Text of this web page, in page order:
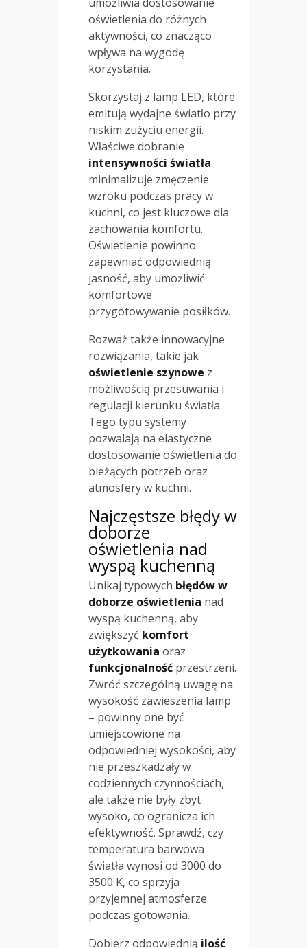
oświetlenia do różnych
aktywności, co znacząco
wpływa na wygodę
korzystania.
Skorzystaj z lamp LED, które
emitują wydajne światło przy
niskim zużyciu energii.
Właściwe dobranie
intensywności światła
minimalizuje zmęczenie
wzroku podczas pracy w
kuchni, co jest kluczowe dla
zachowania komfortu.
Oświetlenie powinno
zapewniać odpowiednią
jasność, aby umożliwić
komfortowe
przygotowywanie posiłków.
Rozważ także innowacyjne
rozwiązania, takie jak
oświetlenie szynowe z
możliwością przesuwania i
regulacji kierunku światła.
Tego typu systemy
pozwalają na elastyczne
dostosowanie oświetlenia do
bieżących potrzeb oraz
atmosfery w kuchni.
Najczęstsze błędy w
doborze
oświetlenia nad
wyspą kuchenną
Unikaj typowych błędów w
doborze oświetlenia nad
wyspą kuchenną, aby
zwiększyć komfort
użytkowania oraz
funkcjonalność przestrzeni.
Zwróć szczególną uwagę na
wysokość zawieszenia lamp
– powinny one być
umiejscowione na
odpowiedniej wysokości, aby
nie przeszkadzały w
codziennych czynnościach,
ale także nie były zbyt
wysoko, co ogranicza ich
efektywność. Sprawdź, czy
temperatura barwowa
światła wynosi od 3000 do
3500 K, co sprzyja
przyjemnej atmosferze
podczas gotowania.
Dobierz odpowiednią ilość